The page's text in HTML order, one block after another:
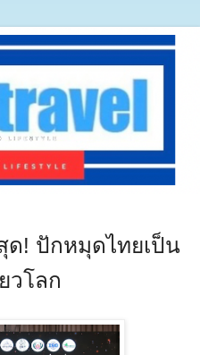
ด! ปักหมุดไทยเป็น
วโลก